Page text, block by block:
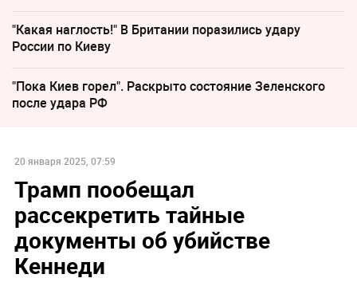
"Какая наглость!" В Британии поразились удару
России по Киеву
"Пока Киев горел". Раскрыто состояние Зеленского
после удара РФ
20 января 2025, 07:59
Трамп пообещал
рассекретить тайные
документы об убийстве
Кеннеди